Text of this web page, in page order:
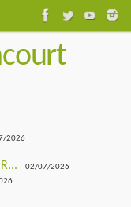
2026
-- 02/07/2026